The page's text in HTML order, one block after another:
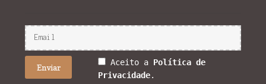
Aceito a Política de
Privacidade.